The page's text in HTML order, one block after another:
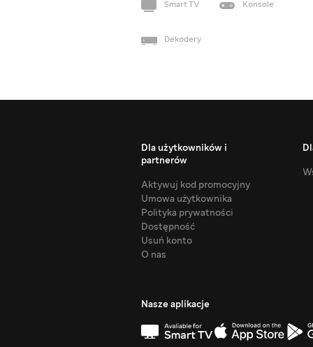
Smart TV Konsole
Dekodery
Dla użytkowników i
partnerów
Aktywuj kod promocyjny
Umowa użytkownika
Polityka prywatności
Dostępność
Usuń konto
O nas
Nasze aplikacje